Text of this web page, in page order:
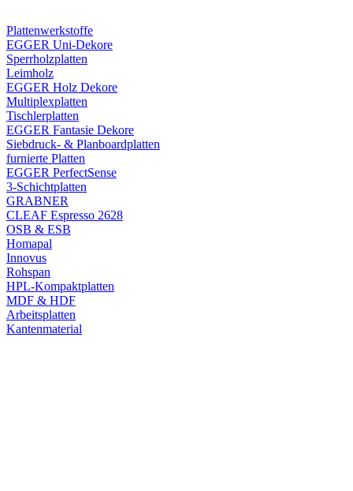
Plattenwerkstoffe
EGGER Uni-Dekore
Sperrholzplatten
Leimholz
EGGER Holz Dekore
Multiplexplatten
Tischlerplatten
EGGER Fantasie Dekore
Siebdruck- & Planboardplatten
furnierte Platten
EGGER PerfectSense
3-Schichtplatten
GRABNER
CLEAF Espresso 2628
OSB & ESB
Homapal
Innovus
Rohspan
HPL-Kompaktplatten
MDF & HDF
Arbeitsplatten
Kantenmaterial